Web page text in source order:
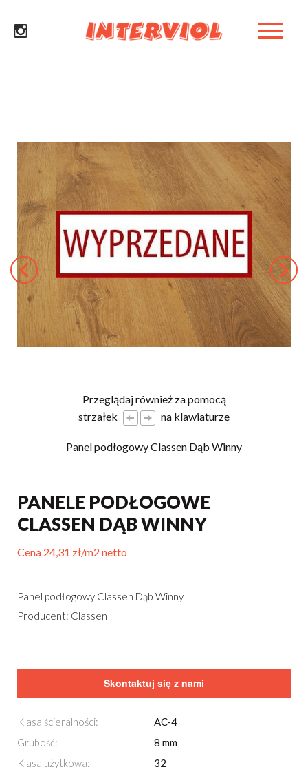
Przeglądaj również za pomocą
strzałek
na klawiaturze
Panel podłogowy Classen Dąb Winny
PANELE PODŁOGOWE
CLASSEN DĄB WINNY
Cena 24,31 zł/m2 netto
Panel podłogowy Classen Dąb Winny
Producent: Classen
Skontaktuj się z nami
Klasa ścieralności:
AC-4
Grubość:
8 mm
Klasa użytkowa:
32